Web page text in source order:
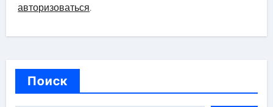
авторизоваться.
Поиск